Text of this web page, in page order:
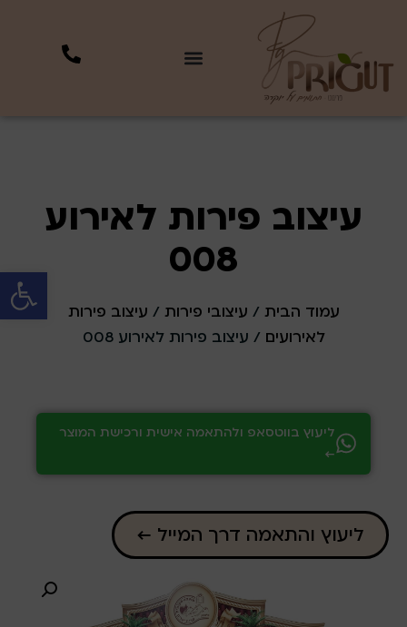
פתח
עיצוב פירות לאירוע
008
עמוד הבית / עיצובי פירות / עיצוב פירות
לאירועים / עיצוב פירות לאירוע 008
ליעוץ בווטסאפ ולהתאמה אישית ורכישת המוצר
←
ליעוץ והתאמה דרך המייל ←